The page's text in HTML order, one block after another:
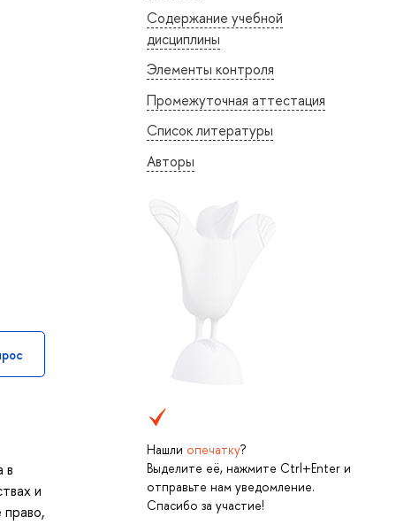
Содержание учебной
дисциплины
Элементы контроля
Промежуточная аттестация
Список литературы
Авторы
Нашли опечатку?
Выделите её, нажмите Ctrl+Enter и
отправьте нам уведомление.
Спасибо за участие!
в
и